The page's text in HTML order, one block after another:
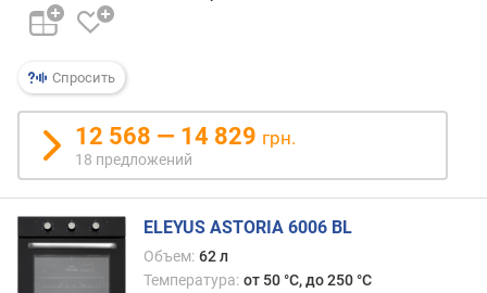
м
и
м
а
л
ь
н
а
я
Спросить
12 568 — 14 829 грн.
18 предложений
ELEYUS ASTORIA 6006 BL
Объем: 62 л
Температура: от 50 °C, до 250 °C